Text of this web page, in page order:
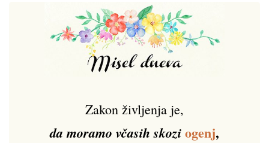
Zakon življenja je,
da moramo včasih skoziogenj,